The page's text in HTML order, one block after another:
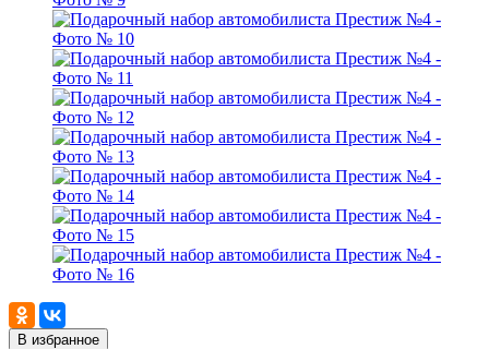
В избранное